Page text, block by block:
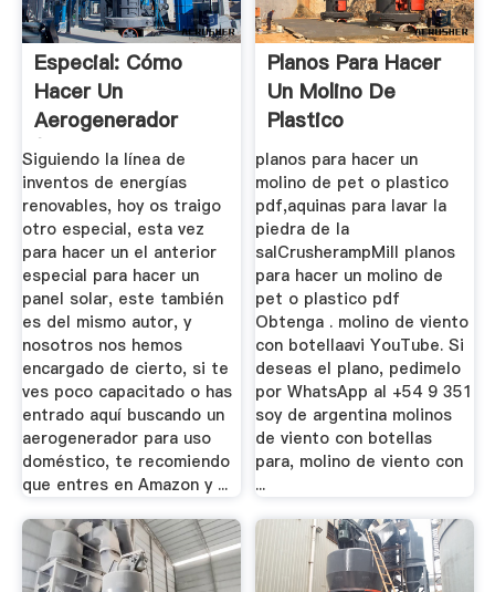
Especial: Cómo
Hacer Un
Aerogenerador
(molino De Viento O
...
Siguiendo la línea de
inventos de energías
renovables, hoy os traigo
otro especial, esta vez
para hacer un el anterior
especial para hacer un
panel solar, este también
es del mismo autor, y
nosotros nos hemos
encargado de cierto, si te
ves poco capacitado o has
entrado aquí buscando un
aerogenerador para uso
doméstico, te recomiendo
que entres en Amazon y ...
Planos Para Hacer
Un Molino De
Plastico
planos para hacer un
molino de pet o plastico
pdf,aquinas para lavar la
piedra de la
salCrusherampMill planos
para hacer un molino de
pet o plastico pdf
Obtenga . molino de viento
con botellaavi YouTube. Si
deseas el plano, pedimelo
por WhatsApp al +54 9 351
soy de argentina molinos
de viento con botellas
para, molino de viento con
...